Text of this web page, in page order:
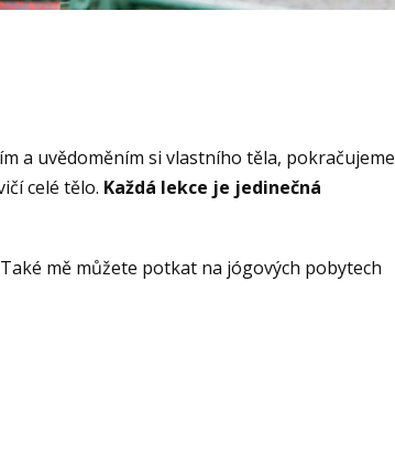
a uvědoměním si vlastního těla, pokračujeme
celé tělo. Každá lekce je jedinečná
mě můžete potkat na jógových pobytech